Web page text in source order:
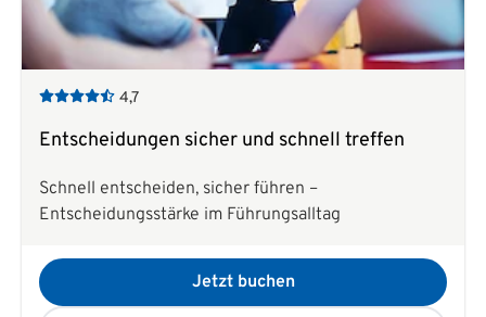
4,7
Entscheidungen sicher und schnell treffen
Schnell entscheiden, sicher führen –
Entscheidungsstärke im Führungsalltag
Jetzt buchen